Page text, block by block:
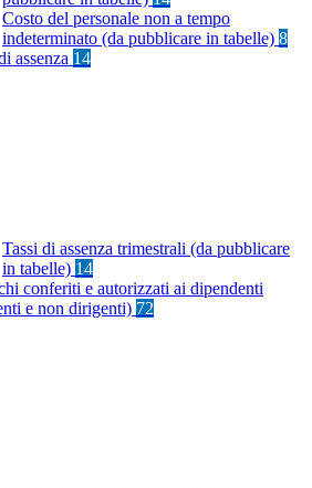
Costo del personale non a tempo
indeterminato (da pubblicare in tabelle) 8
assenza 14
Tassi di assenza trimestrali (da pubblicare
in tabelle) 14
conferiti e autorizzati ai dipendenti
e non dirigenti) 72